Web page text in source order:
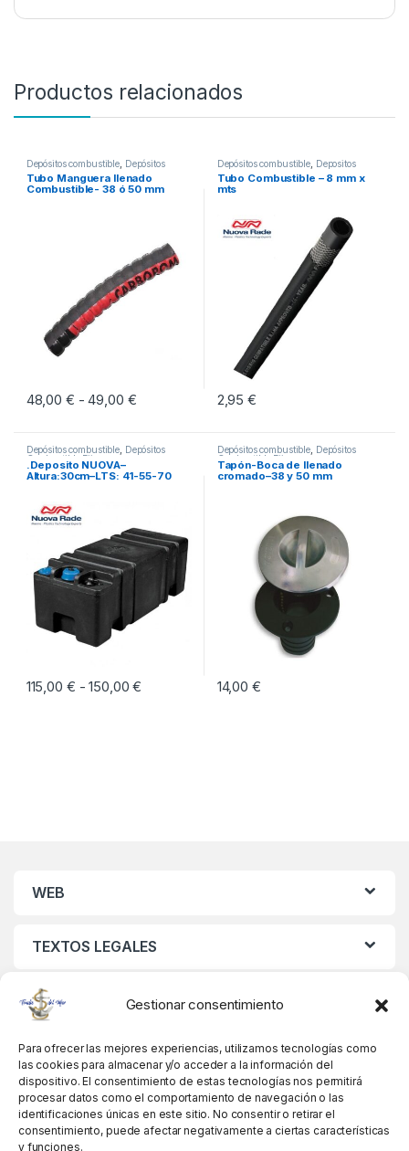
Gestionar consentimiento
Para ofrecer las mejores experiencias, utilizamos tecnologías como
las cookies para almacenar y/o acceder a la información del
dispositivo. El consentimiento de estas tecnologías nos permitirá
procesar datos como el comportamiento de navegación o las
identificaciones únicas en este sitio. No consentir o retirar el
consentimiento, puede afectar negativamente a ciertas características
y funciones.
Productos relacionados
Depósitos combustible Depósitos
Combustible Fijos
Tubo Manguera llenado
Combustible- 38 ó 50 mm
48,00 € - 49,00 €Rango de precios: desde 48,00 € hasta
Depósitos combustible Depositos
Combustible
Tubo Combustible – 8 mm x
mts
2,95€
Depósitos combustible
Depósitos
Combustible Fijos
.Deposito NUOVA–
Altura:30cm–LTS: 41-55-70
115,00 € - 150,00€ Rango de precios: desde 115,00 € hasta
Este producto tiene múltiples variantes. Las opciones se pueden
Depósitos combustible
Depósitos
Combustible Fijos
Tapón-Boca de llenado
cromado–38 y 50 mm
14,00 €
Este producto tiene múltiples
WEB
TEXTOS LEGALES
MIS DATOS